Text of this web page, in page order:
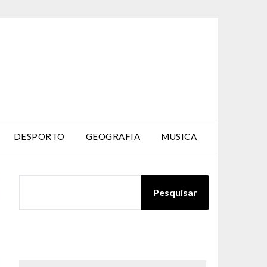
DESPORTO GEOGRAFIA MUSICA
Pesquisar